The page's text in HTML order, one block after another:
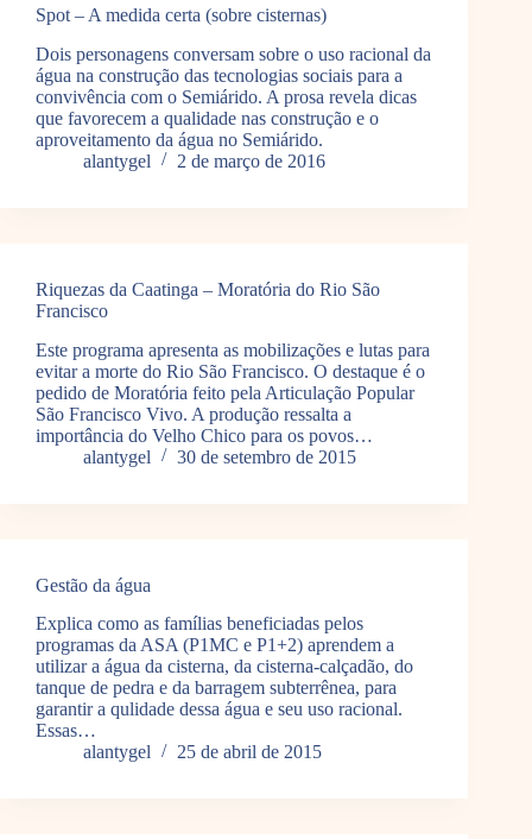
Spot – A medida certa (sobre cisternas)
Dois personagens conversam sobre o uso racional da
água na construção das tecnologias sociais para a
convivência com o Semiárido. A prosa revela dicas
que favorecem a qualidade nas construção e o
aproveitamento da água no Semiárido.
alantygel
2 de março de 2016
Riquezas da Caatinga – Moratória do Rio São
Francisco
Este programa apresenta as mobilizações e lutas para
evitar a morte do Rio São Francisco. O destaque é o
pedido de Moratória feito pela Articulação Popular
São Francisco Vivo. A produção ressalta a
importância do Velho Chico para os povos…
alantygel
30 de setembro de 2015
Gestão da água
Explica como as famílias beneficiadas pelos
programas da ASA (P1MC e P1+2) aprendem a
utilizar a água da cisterna, da cisterna-calçadão, do
tanque de pedra e da barragem subterrênea, para
garantir a qulidade dessa água e seu uso racional.
Essas…
alantygel
25 de abril de 2015